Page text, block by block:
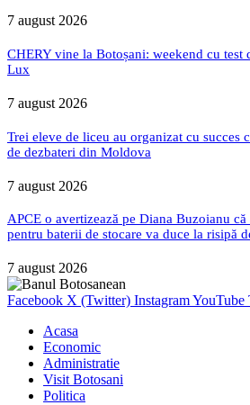
7 august 2026
CHERY vine la Botoșani: weekend cu test
Lux
7 august 2026
Trei eleve de liceu au organizat cu succes
de dezbateri din Moldova
7 august 2026
APCE o avertizează pe Diana Buzoianu
pentru baterii de stocare va duce la risipă
7 august 2026
Facebook X (Twitter) InstagramYouTube
Acasa
Economic
Administratie
Visit Botosani
Politica